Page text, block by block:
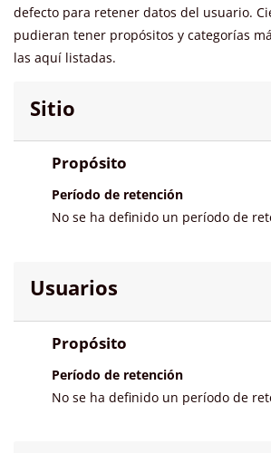
defecto para retener datos del usuario.
pudieran tener propósitos y categorías
las aquí listadas.
Sitio
Propósito
Período de retención
No se ha definido un período de
Usuarios
Propósito
Período de retención
No se ha definido un período de